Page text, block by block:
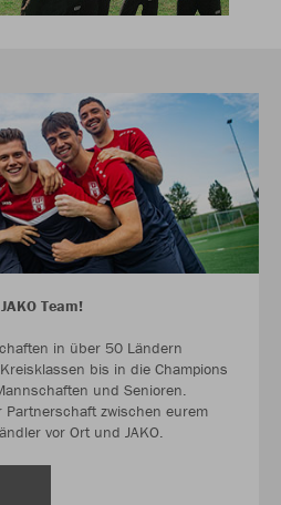
Team!
in über 50 Ländern
bis in die Champions
und Senioren.
zwischen eurem
vor Ort und JAKO.